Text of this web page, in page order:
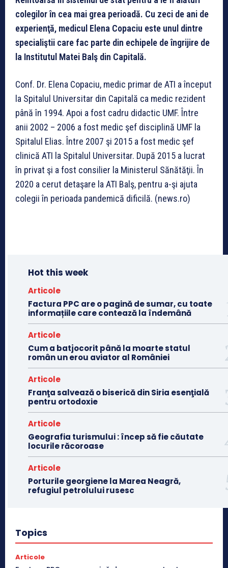
colegilor în cea mai grea perioadă. Cu zeci de ani de
experienţă, medicul Elena Copaciu este unul dintre
specialiştii care fac parte din echipele de îngrijire de
la Institutul Matei Balş din Capitală.
Conf. Dr. Elena Copaciu, medic primar de ATI a început
la Spitalul Universitar din Capitală ca medic rezident
până în 1994. Apoi a fost cadru didactic UMF. Între
anii 2002 – 2006 a fost medic şef disciplină UMF la
Spitalul Elias. Între 2007 şi 2015 a fost medic şef
clinică ATI la Spitalul Universitar. După 2015 a lucrat
în privat şi a fost consilier la Ministerul Sănătăţii. În
2020 a cerut detaşare la ATI Balş, pentru a-şi ajuta
colegii în perioada pandemică dificilă. (news.ro)
Hot this week
Articole
Factura PPC are o pagină de sumar, cu toate
informațiile care contează la îndemână
Articole
Cum a batjocorit până la moarte statul
român un erou aviator al României
Articole
Franţa salvează o biserică din Siria esenţială
pentru ortodoxie
Articole
Geografia turismului : încep să fie căutate
locurile răcoroase
Articole
Porturile georgiene la Marea Neagră,
refugiul petrolului rusesc
Topics
Articole